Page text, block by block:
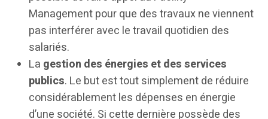
Management pour que des travaux ne viennent
pas interférer avec le travail quotidien des
salariés.
La gestion des énergies et des services
publics. Le but est tout simplement de réduire
considérablement les dépenses en énergie
d’une société. Si cette dernière possède des